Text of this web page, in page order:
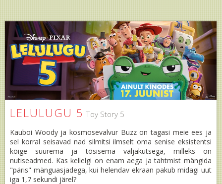
LELULUGU 5 Toy Story 5
Kauboi Woody ja kosmosevalvur Buzz on tagasi meie ees ja
sel korral seisavad nad silmitsi ilmselt oma senise eksistentsi
kõige suurema ja tõsisema väljakutsega, milleks on
nutiseadmed. Kas kellelgi on enam aega ja tahtmist mängida
"päris" mänguasjadega, kui helendav ekraan pakub midagi uut
iga 1,7 sekundi järel?